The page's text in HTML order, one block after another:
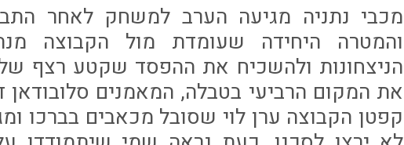
מכבי נתניה מגיעה הערב למשחק לאחר
והמטרה היחידה שעומדת מול הקבוצה
הניצחונות ולהשכיח את ההפסד שקטע רצף של
את המקום הרביעי בטבלה, המאמנים סלובודאן
קפטן הקבוצה ערן לוי שסובל מכאבים בברכו